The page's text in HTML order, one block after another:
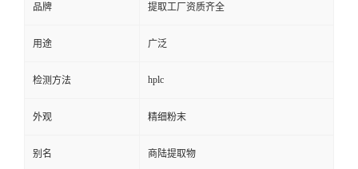
品牌 提取工厂资质齐全
用途 广泛
检测方法 hplc
外观 精细粉末
别名 商陆提取物